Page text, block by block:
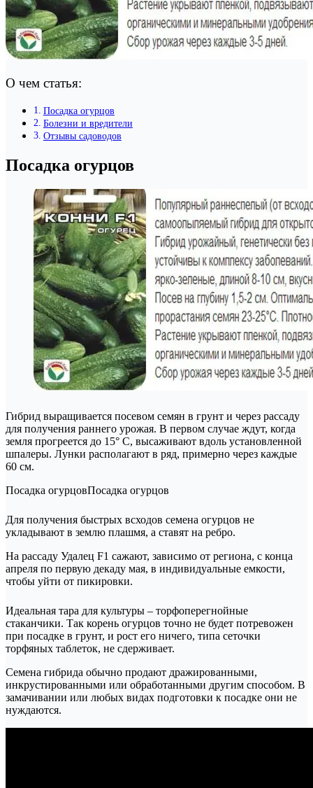
О чем статья:
Посадка огурцов
Болезни и вредители
Отзывы садоводов
Посадка огурцов
Гибрид выращивается посевом семян в грунт и через рассаду
для получения раннего урожая. В первом случае ждут, когда
земля прогреется до 15° С, высаживают вдоль установленной
шпалеры. Лунки располагают в ряд, примерно через каждые
60 см.
Посадка огурцовПосадка огурцов
Для получения быстрых всходов семена огурцов не
укладывают в землю плашмя, а ставят на ребро.
На рассаду Удалец F1 сажают, зависимо от региона, с конца
апреля по первую декаду мая, в индивидуальные емкости,
чтобы уйти от пикировки.
Идеальная тара для культуры – торфоперегнойные
стаканчики. Так корень огурцов точно не будет потревожен
при посадке в грунт, и рост его ничего, типа сеточки
торфяных таблеток, не сдерживает.
Семена гибрида обычно продают дражированными,
инкрустированными или обработанными другим способом. В
замачивании или любых видах подготовки к посадке они не
нуждаются.